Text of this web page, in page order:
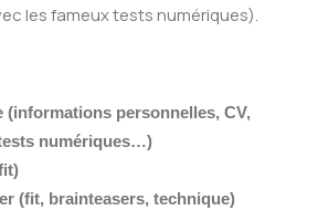
les fameux tests numériques).
(informations personnelles, CV,
numériques…)
(fit, brainteasers, technique)